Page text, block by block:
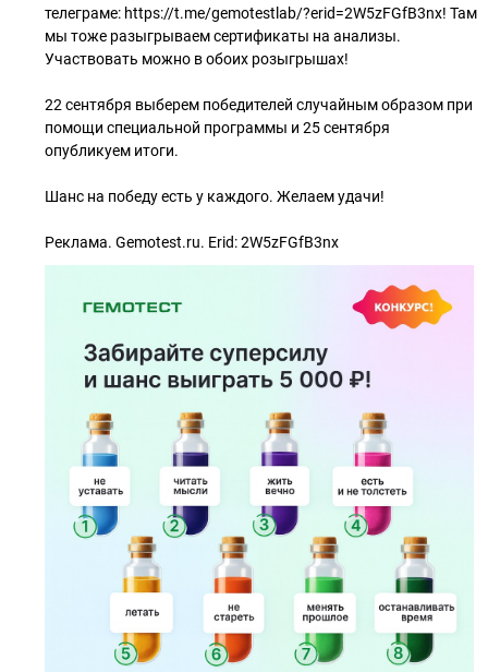
телеграме: https://t.me/gemotestlab/?erid=2W5zFGfB3nx! Там
мы тоже разыгрываем сертификаты на анализы.
Участвовать можно в обоих розыгрышах!
22 сентября выберем победителей случайным образом при
помощи специальной программы и 25 сентября
опубликуем итоги.
Шанс на победу есть у каждого. Желаем удачи!
Реклама. Gemotest.ru. Erid: 2W5zFGfB3nx